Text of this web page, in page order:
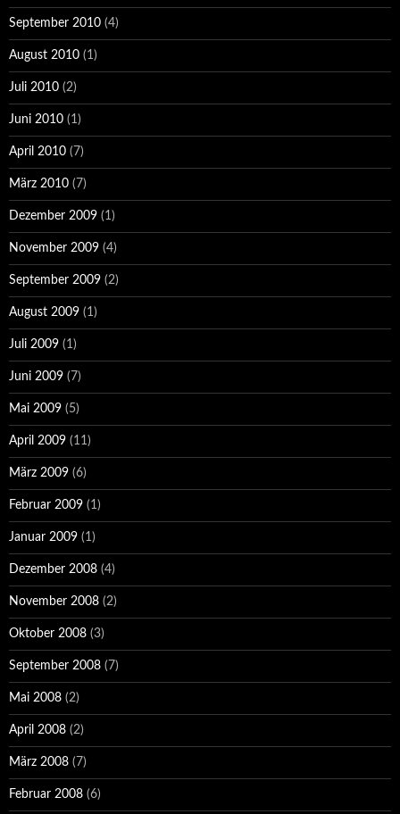
September 2010 (4)
August 2010 (1)
Juli 2010 (2)
Juni 2010 (1)
April 2010 (7)
März 2010 (7)
Dezember 2009 (1)
November 2009 (4)
September 2009 (2)
August 2009 (1)
Juli 2009 (1)
Juni 2009 (7)
Mai 2009 (5)
April 2009 (11)
März 2009 (6)
Februar 2009 (1)
Januar 2009 (1)
Dezember 2008 (4)
November 2008 (2)
Oktober 2008 (3)
September 2008 (7)
Mai 2008 (2)
April 2008 (2)
März 2008 (7)
Februar 2008 (6)